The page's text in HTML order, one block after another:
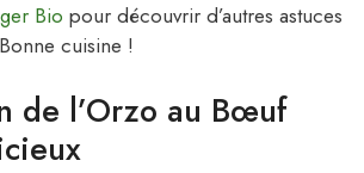
Bio pour découvrir d’autres astuces
cuisine !
de l’Orzo au Bœuf